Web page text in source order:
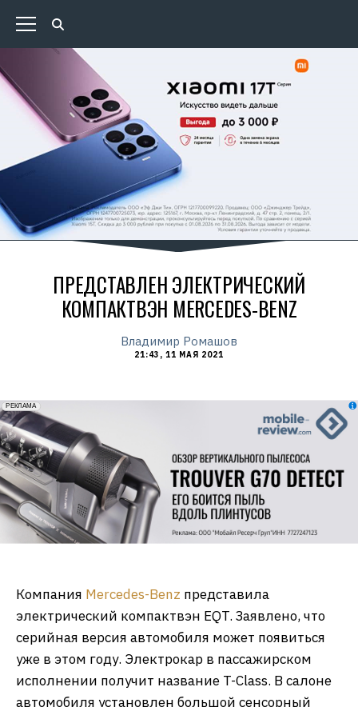
ПРЕДСТАВЛЕН ЭЛЕКТРИЧЕСКИЙ
КОМПАКТВЭН MERCEDES-BENZ
Владимир Ромашов
21:43, 11 МАЯ 2021
erid: 2VfnxxmNzs5
РЕКЛАМА
Компания Mercedes-Benz представила
электрический компактвэн EQT. Заявлено, что
серийная версия автомобиля может появиться
уже в этом году. Электрокар в пассажирском
исполнении получит название T-Class. В салоне
автомобиля установлен большой сенсорный